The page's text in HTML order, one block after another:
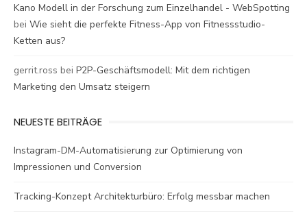
Kano Modell in der Forschung zum Einzelhandel - WebSpotting
bei Wie sieht die perfekte Fitness-App von Fitnessstudio-
Ketten aus?
gerrit.ross bei P2P-Geschäftsmodell: Mit dem richtigen
Marketing den Umsatz steigern
NEUESTE BEITRÄGE
Instagram-DM-Automatisierung zur Optimierung von
Impressionen und Conversion
Tracking-Konzept Architekturbüro: Erfolg messbar machen